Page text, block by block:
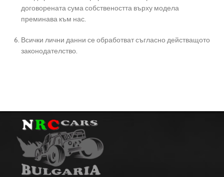
договорената сума собствеността върху модела
преминава към нас.
Всички лични данни се обработват съгласно действащото
законодателство.